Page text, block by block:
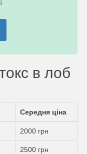
в лоб
Середня ціна
2000 грн
2500 грн